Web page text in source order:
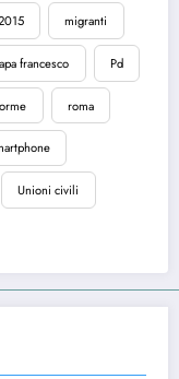
migranti
francesco Pd
roma
Unioni civili